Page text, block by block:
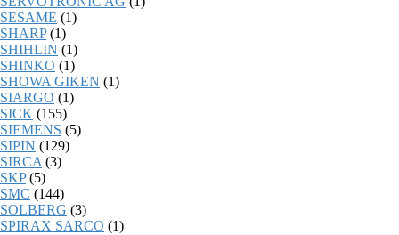
SESAME (1)
SHARP (1)
SHIHLIN (1)
SHINKO (1)
SHOWA GIKEN (1)
SIARGO (1)
SICK (155)
SIEMENS (5)
SIPIN (129)
SIRCA (3)
SKP (5)
SMC (144)
SOLBERG (3)
SPIRAX SARCO (1)